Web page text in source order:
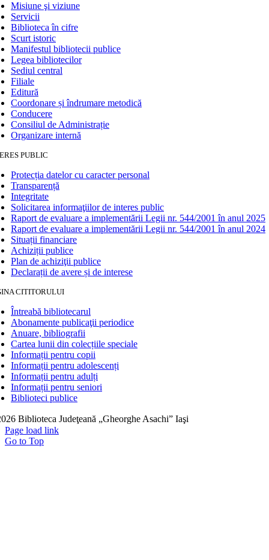
Misiune şi viziune
Servicii
Biblioteca în cifre
Scurt istoric
Manifestul bibliotecii publice
Legea bibliotecilor
Sediul central
Filiale
Editură
Coordonare și îndrumare metodică
Conducere
Consiliul de Administrație
Organizare internă
PUBLIC
Protecția datelor cu caracter personal
Transparență
Integritate
Solicitarea informaţiilor de interes public
Raport de evaluare a implementării Legii nr. 544/2001 în anul 2025
Raport de evaluare a implementării Legii nr. 544/2001 în anul 2024
Situații financiare
Achiziții publice
Plan de achiziţii publice
Declarații de avere și de interese
CITITORULUI
Întreabă bibliotecarul
Abonamente publicaţii periodice
Anuare, bibliografii
Cartea lunii din colecțiile speciale
Informații pentru copii
Informații pentru adolescenți
Informații pentru adulți
Informații pentru seniori
Biblioteci publice
Biblioteca Judeţeană „Gheorghe Asachi” Iaşi
Page load link
Go to Top